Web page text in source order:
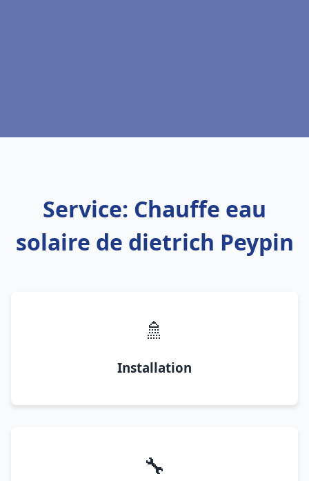
Service: Chauffe eau
solaire de dietrich Peypin
🚿
Installation
🔧